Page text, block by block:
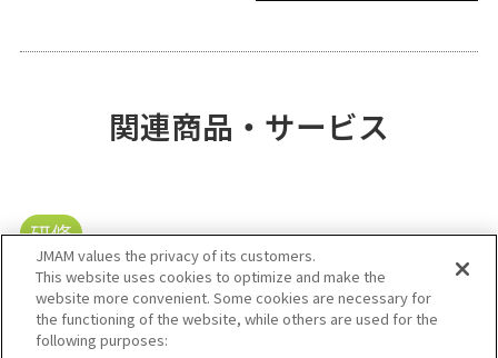
関連商品・サービス
シェアド・リーダーシップ研修
メンバー全員のリーダーシップを引き出す「管
理職の働きかけ」を体得する
研修
JMAM values the privacy of its customers.
This website uses cookies to optimize and make the
website more convenient. Some cookies are necessary for
the functioning of the website, while others are used for the
following purposes: